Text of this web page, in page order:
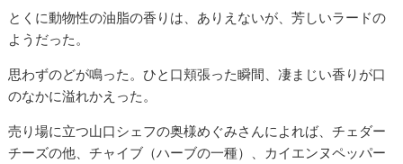
とくに動物性の油脂の香りは、ありえないが、芳しいラードの
ようだった。
思わずのどが鳴った。ひと口頬張った瞬間、凄まじい香りが口
のなかに溢れかえった。
売り場に立つ山口シェフの奥様めぐみさんによれば、チェダー
チーズの他、チャイブ（ハーブの一種）、カイエンヌペッパー